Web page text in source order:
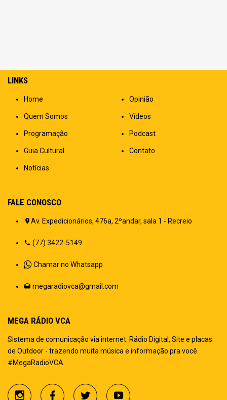
LINKS
Home
Quem Somos
Programação
Guia Cultural
Notícias
Opinião
Vídeos
Podcast
Contato
FALE CONOSCO
Av. Expedicionários, 476a, 2ºandar, sala 1 - Recreio
(77) 3422-5149
Chamar no Whatsapp
megaradiovca@gmail.com
MEGA RÁDIO VCA
Sistema de comunicação via internet. Rádio Digital, Site e placas
de Outdoor - trazendo muita música e informação pra você.
#MegaRadioVCA